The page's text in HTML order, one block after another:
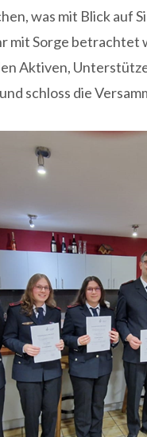
was mit Blick auf
mit Sorge betrachtet
Aktiven,
schloss die